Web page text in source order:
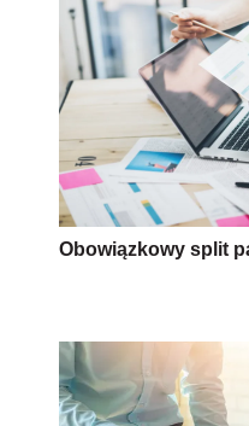
Obowiązkowy split